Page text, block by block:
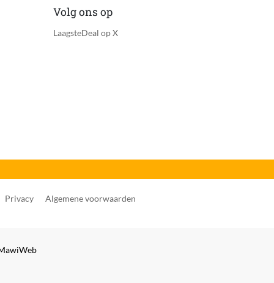
Volg ons op
LaagsteDeal op X
Privacy Algemene voorwaarden